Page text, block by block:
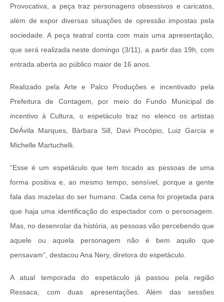
Provocativa, a peça traz personagens obsessivos e caricatos,
além de expor diversas situações de opressão impostas pela
sociedade. A peça teatral conta com mais uma apresentação,
que será realizada neste domingo (3/11), a partir das 19h, com
entrada aberta ao público maior de 16 anos.
Realizado pela Arte e Palco Produções e incentivado pela
Prefeitura de Contagem, por meio do Fundo Municipal de
incentivo à Cultura, o espetáculo traz no elenco os artistas
DeÁvila Marques, Bárbara Sill, Davi Procópio, Luiz Garcia e
Michelle Martuchelli.
“Esse é um espetáculo que tem tocado as pessoas de uma
forma positiva e, ao mesmo tempo, sensível, porque a gente
fala das mazelas do ser humano. Cada cena foi projetada para
que haja uma identificação do espectador com o personagem.
Mas, no desenrolar da história, as pessoas vão percebendo que
aquele ou aquela personagem não é bem aquilo que
pensavam”, destacou Ana Nery, diretora do espetáculo.
A atual temporada do espetáculo já passou pela região
Ressaca, com duas apresentações. Além das sessões